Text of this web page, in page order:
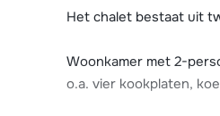
vindt hier vaak een
Resort Brixen heeft
betaling is Wi-Fi
Het chalet bestaat uit
Woonkamer met 2-
o.a. vier kookplaten,